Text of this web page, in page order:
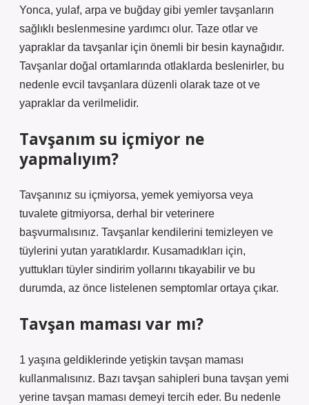
Yonca, yulaf, arpa ve buğday gibi yemler tavşanların
sağlıklı beslenmesine yardımcı olur. Taze otlar ve
yapraklar da tavşanlar için önemli bir besin kaynağıdır.
Tavşanlar doğal ortamlarında otlaklarda beslenirler, bu
nedenle evcil tavşanlara düzenli olarak taze ot ve
yapraklar da verilmelidir.
Tavşanım su içmiyor ne
yapmalıyım?
Tavşanınız su içmiyorsa, yemek yemiyorsa veya
tuvalete gitmiyorsa, derhal bir veterinere
başvurmalısınız. Tavşanlar kendilerini temizleyen ve
tüylerini yutan yaratıklardır. Kusamadıkları için,
yuttukları tüyler sindirim yollarını tıkayabilir ve bu
durumda, az önce listelenen semptomlar ortaya çıkar.
Tavşan maması var mı?
1 yaşına geldiklerinde yetişkin tavşan maması
kullanmalısınız. Bazı tavşan sahipleri buna tavşan yemi
yerine tavşan maması demeyi tercih eder. Bu nedenle